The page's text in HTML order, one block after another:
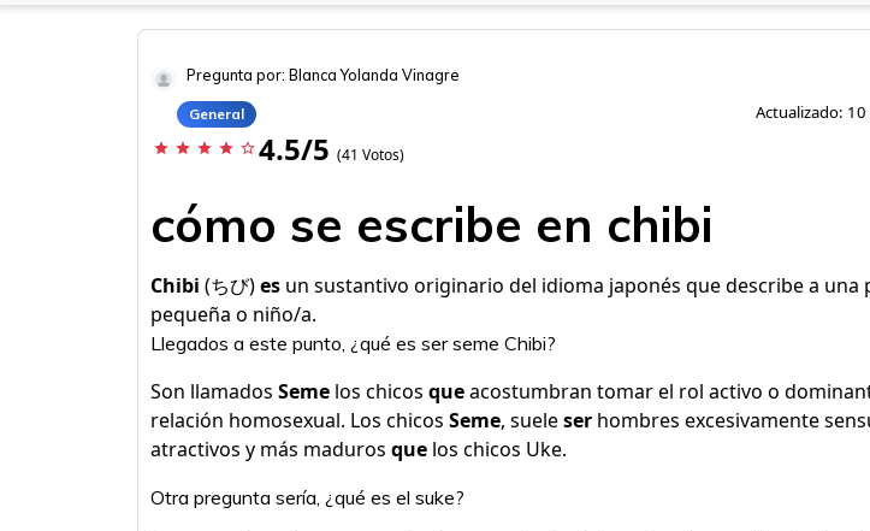
Pregunta por: Blanca Yolanda Vinagre
General Actualizado:
star star star star star_border 4.5/5 (41 Votos)
cómo se escribe en chibi
Chibi (ちび)es un sustantivo originario del idioma japonés que describe a una
pequeña o niño/a.
Llegados a este punto, ¿qué es ser seme Chibi?
Son llamados Seme los chicos queacostumbran tomar el rol activo o
relación homosexual. Los chicos Seme, sueleser hombres excesivamente
atractivos y más maduros que los chicos Uke.
Otra pregunta sería, ¿qué es el suke?